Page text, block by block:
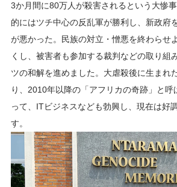
3か月間に80万人が殺害されるという大惨
的にはツチ中心の反乱軍が勝利し、新政府
が悪かった。民族の対立・憎悪を終わらせ
くし、被害者も参加する裁判などの取り組
ツの和解を進めました。大虐殺後に生まれ
り、2010年以降の「アフリカの奇跡」と
って、ITビジネスなども勃興し、現在は好
す。